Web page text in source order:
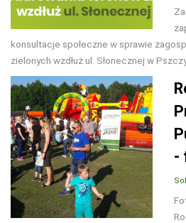
konsultacje społeczne w sprawie
zielonych wzdłuż ul. Słonecznej w
-